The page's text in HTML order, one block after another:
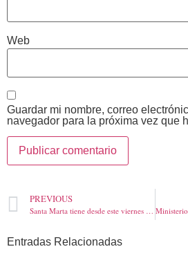
Web
Guardar mi nombre, correo
navegador para la próxima vez que
PREVIOUS
Santa Marta tiene desde este viernes 48 nuevas Familias Fuertes
Entradas Relacionadas